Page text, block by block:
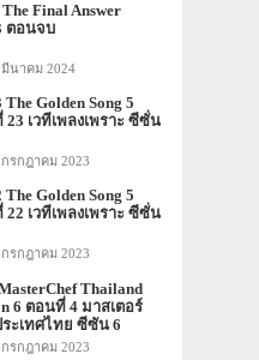
Final Answer
ตอนจบ
มีนาคม 2024
The Golden Song 5
เวทีเพลงเพราะ ซีซั่น
กรกฎาคม 2023
The Golden Song 5
เวทีเพลงเพราะ ซีซั่น
กรกฎาคม 2023
Thailand
6 ตอนที่ 4 มาสเตอร์
ระเทศไทย ซีซัน 6
กรกฎาคม 2023